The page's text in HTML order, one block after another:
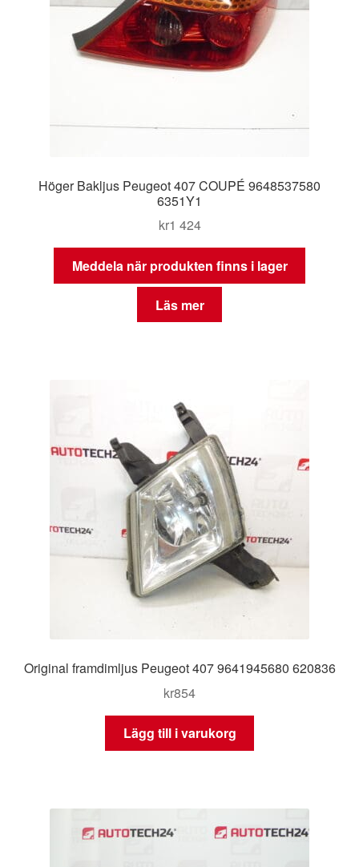
Höger Bakljus Peugeot 407 COUPÉ 9648537580
6351Y1
kr1 424
Meddela när produkten finns i lager
Läs mer
Original framdimljus Peugeot 407 9641945680 620836
kr854
Lägg till i varukorg